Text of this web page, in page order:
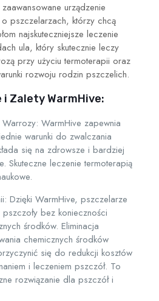
urządzenie
pszczelarzach, którzy chcą
najskuteczniejsze leczenie
ula, który skutecznie leczy
przy użyciu termoterapii oraz
rozwoju rodzin pszczelich.
i Zalety WarmHive:
Warrozy: WarmHive zapewnia
warunki do zwalczania
się na zdrowsze i bardziej
Skuteczne leczenie termoterapią
Dzięki WarmHive, pszczelarze
bez konieczności
środków. Eliminacja
chemicznych środków
się do redukcji kosztów
i leczeniem pszczół. To
rozwiązanie dla pszczół i